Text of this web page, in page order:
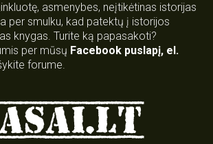
asmenybes, neįtikėtinas istorijas
per smulku, kad patektų į istorijos
knygas. Turite ką papasakoti?
per mūsų Facebook puslapį, el.
forume.